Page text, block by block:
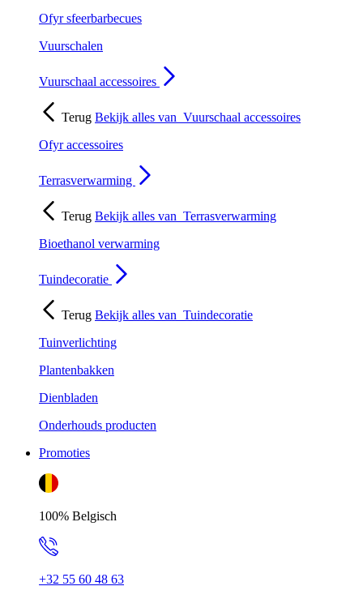
Ofyr sfeerbarbecues
Vuurschalen
Vuurschaal accessoires
Terug Bekijk alles van Vuurschaal accessoires
Ofyr accessoires
Terrasverwarming
Terug Bekijk alles van Terrasverwarming
Bioethanol verwarming
Tuindecoratie
Terug Bekijk alles van Tuindecoratie
Tuinverlichting
Plantenbakken
Dienbladen
Onderhouds producten
Promoties
100% Belgisch
+32 55 60 48 63